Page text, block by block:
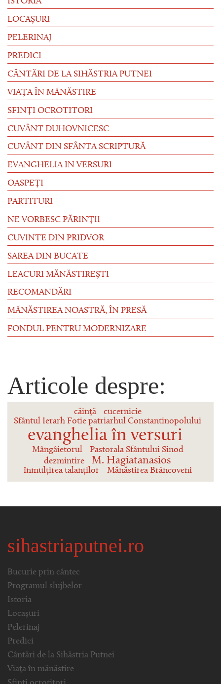
LOCAȘURI
PELERINAJ
PREDICI
CÂNTĂRI DE LA SIHĂSTRIA PUTNEI
VIAȚA ÎN MĂNĂSTIRE
SFINȚI OCROTITORI
CUVÂNT DUHOVNICESC
CUVÂNT DIN SFÂNTA SCRIPTURĂ
EVANGHELIA IN VERSURI
OASPEȚI
PARTITURI
NE VORBESC PĂRINȚII
CUVINTE DIN PRIDVOR
SAREA DIN BUCATE
LEACURI MĂNĂSTIREȘTI
RECOMANDĂRI
MĂNĂSTIREA NOASTRĂ, ÎN PRESĂ
FONDUL PENTRU MODERNIZARE
Articole despre:
căință
cucernicie
Sfântul Ierarh Fotie patriarhul Constantinopolului
evanghelia în versuri
Mângâietorul
Pastorala Sfântului Sinod
dezmintire
M. Hagiatanasios
înmulțirea talanților Mănăstirea Brâncoveni
sihastriaputnei.ro
Bucurie prin cântec
Programul slujbelor
Istoria
Locașuri
Pelerinaj
Predici
Cântări de la Sihăstria Putnei
Viața în mănăstire